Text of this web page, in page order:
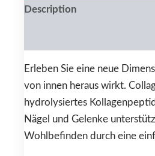
Description
Erleben Sie eine neue
von innen heraus wirkt.
hydrolysiertes
Nägel und Gelenke
Wohlbefinden durch eine